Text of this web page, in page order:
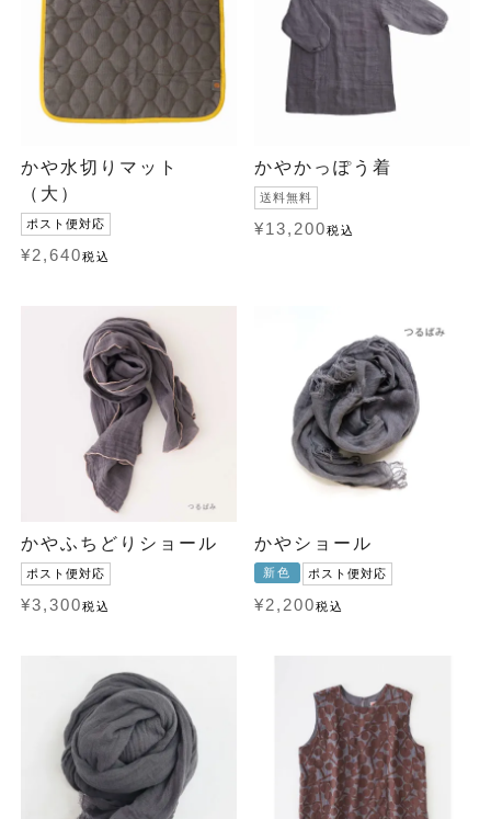
かや水切りマット
（大）
ポスト便対応
¥2,640税込
かやかっぽう着
送料無料
¥13,200税込
かやふちどりショール
ポスト便対応
¥3,300税込
かやショール
新色 ポスト便対応
¥2,200税込